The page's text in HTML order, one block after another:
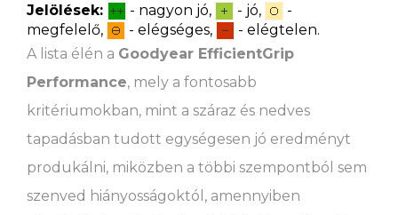
Jelölések: - nagyon jó, - jó,
-
megfelelő,
- elégséges,
- elégtelen.
A lista élén a Goodyear EfficientGrip
Performance, mely a fontosabb
kritériumokban, mint a száraz és nedves
tapadásban tudott egységesen jó eredményt
produkálni, miközben a többi szempontból sem
szenved hiányosságoktól, amennyiben